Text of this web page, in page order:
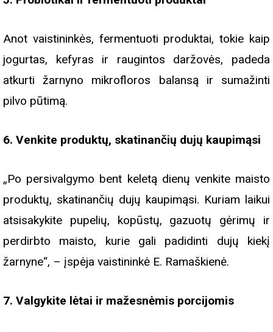
Anot vaistininkės, fermentuoti produktai, tokie kaip
jogurtas, kefyras ir raugintos daržovės, padeda
atkurti žarnyno mikrofloros balansą ir sumažinti
pilvo pūtimą.
6. Venkite produktų, skatinančių dujų kaupimąsi
„Po persivalgymo bent keletą dienų venkite maisto
produktų, skatinančių dujų kaupimąsi. Kuriam laikui
atsisakykite pupelių, kopūstų, gazuotų gėrimų ir
perdirbto maisto, kurie gali padidinti dujų kiekį
žarnyne“, – įspėja vaistininkė E. Ramaškienė.
7. Valgykite lėtai ir mažesnėmis porcijomis